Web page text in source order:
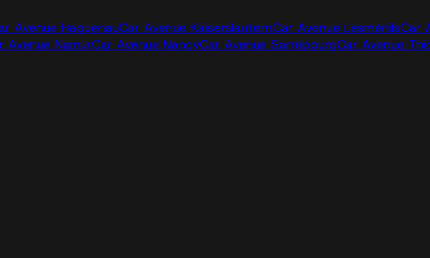
Avenue HaguenauCar Avenue KaiserslauternCar Avenue LesménilsCar
Avenue NamurCar Avenue NancyCar Avenue SarrebourgCar Avenue